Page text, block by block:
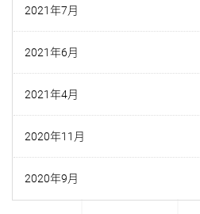
2021年7月
2021年6月
2021年4月
2020年11月
2020年9月